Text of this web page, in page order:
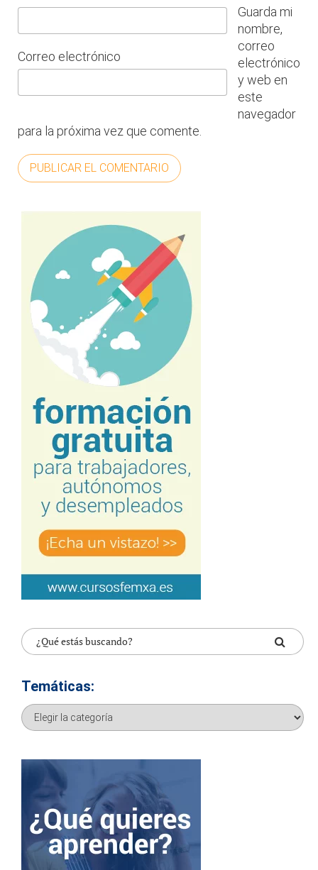
Correo electrónico
Guarda mi
nombre,
correo
electrónico
y web en
este
navegador
para la próxima vez que comente.
Temáticas:
Temáticas: